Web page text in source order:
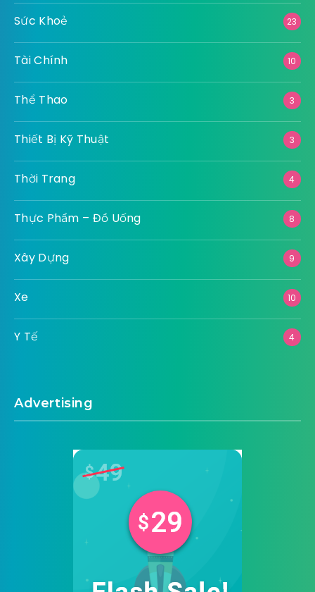
Sức Khoẻ 23
Tài Chính 10
Thể Thao 3
Thiết Bị Kỹ Thuật 3
Thời Trang 4
Thực Phẩm – Đồ Uống 8
Xây Dựng 9
Xe 10
Y Tế 4
Advertising